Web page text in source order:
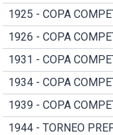
1925 - COPA
1926 - COPA
1931 - COPA
1934 - COPA
1939 - COPA
1944 - TORNEO